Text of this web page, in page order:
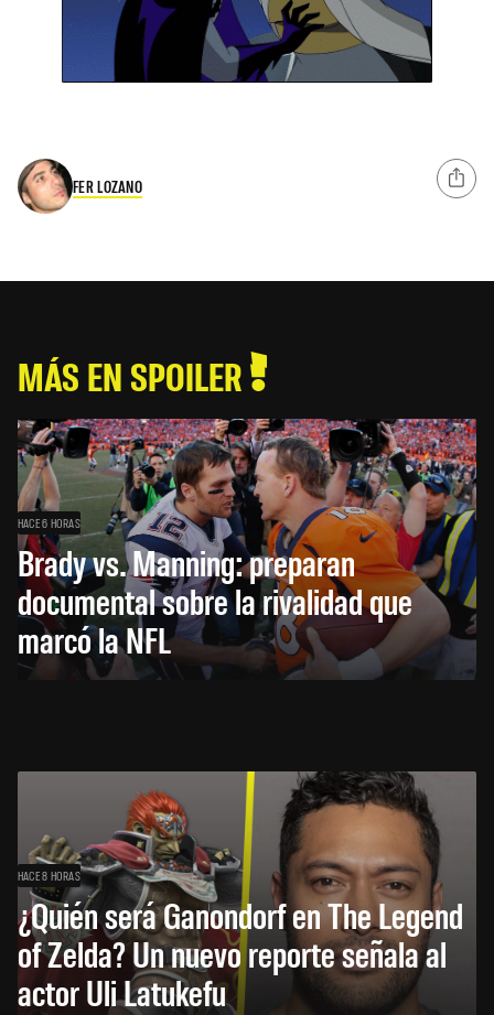
FER LOZANO
MÁS EN SPOILER
HACE 6 HORAS
Brady vs. Manning: preparan
documental sobre la rivalidad que
marcó la NFL
HACE 8 HORAS
¿Quién será Ganondorf en The Legend
of Zelda? Un nuevo reporte señala al
actor Uli Latukefu